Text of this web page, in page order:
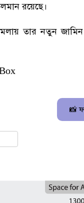
রয়েছে।
তার নতুন
📸